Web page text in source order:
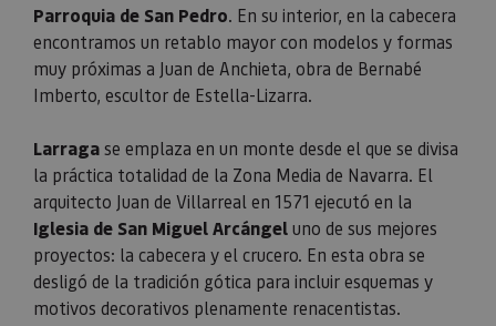
Parroquia de San Pedro. En su interior, en la cabecera
encontramos un retablo mayor con modelos y formas
muy próximas a Juan de Anchieta, obra de Bernabé
Imberto, escultor de Estella-Lizarra.
Larragase emplaza en un monte desde el que se divisa
la práctica totalidad de la Zona Media de Navarra. El
arquitecto Juan de Villarreal en 1571 ejecutó en la
Iglesia de San Miguel Arcángeluno de sus mejores
proyectos: la cabecera y el crucero. En esta obra se
desligó de la tradición gótica para incluir esquemas y
motivos decorativos plenamente renacentistas.